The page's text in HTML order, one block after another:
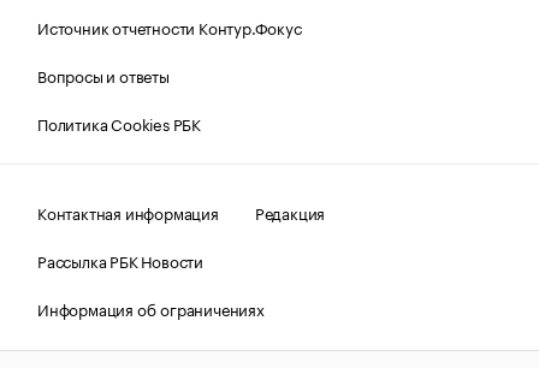
Источник отчетности Контур.Фокус
Вопросы и ответы
Политика Cookies РБК
Контактная информация
Редакция
Рассылка РБК Новости
Информация об ограничениях
Правовая информация
О соблюдении авторских прав